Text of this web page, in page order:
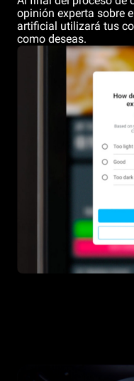
opinión experta sobre
artificial utilizará tus
como deseas.